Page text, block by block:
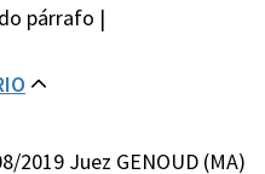
párrafo |
2019 Juez GENOUD (MA)